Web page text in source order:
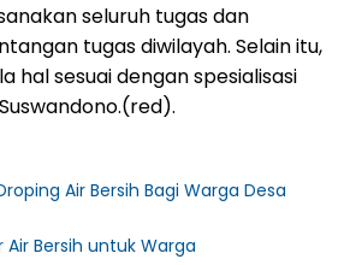
seluruh tugas dan
tugas diwilayah. Selain itu,
hal sesuai dengan spesialisasi
Air Bersih Bagi Warga Desa
Air Bersih untuk Warga